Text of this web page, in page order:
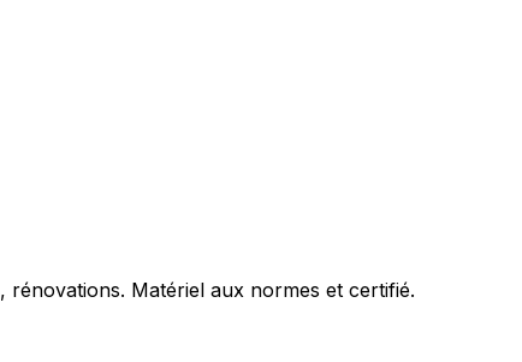
Matériel aux normes et certifié.